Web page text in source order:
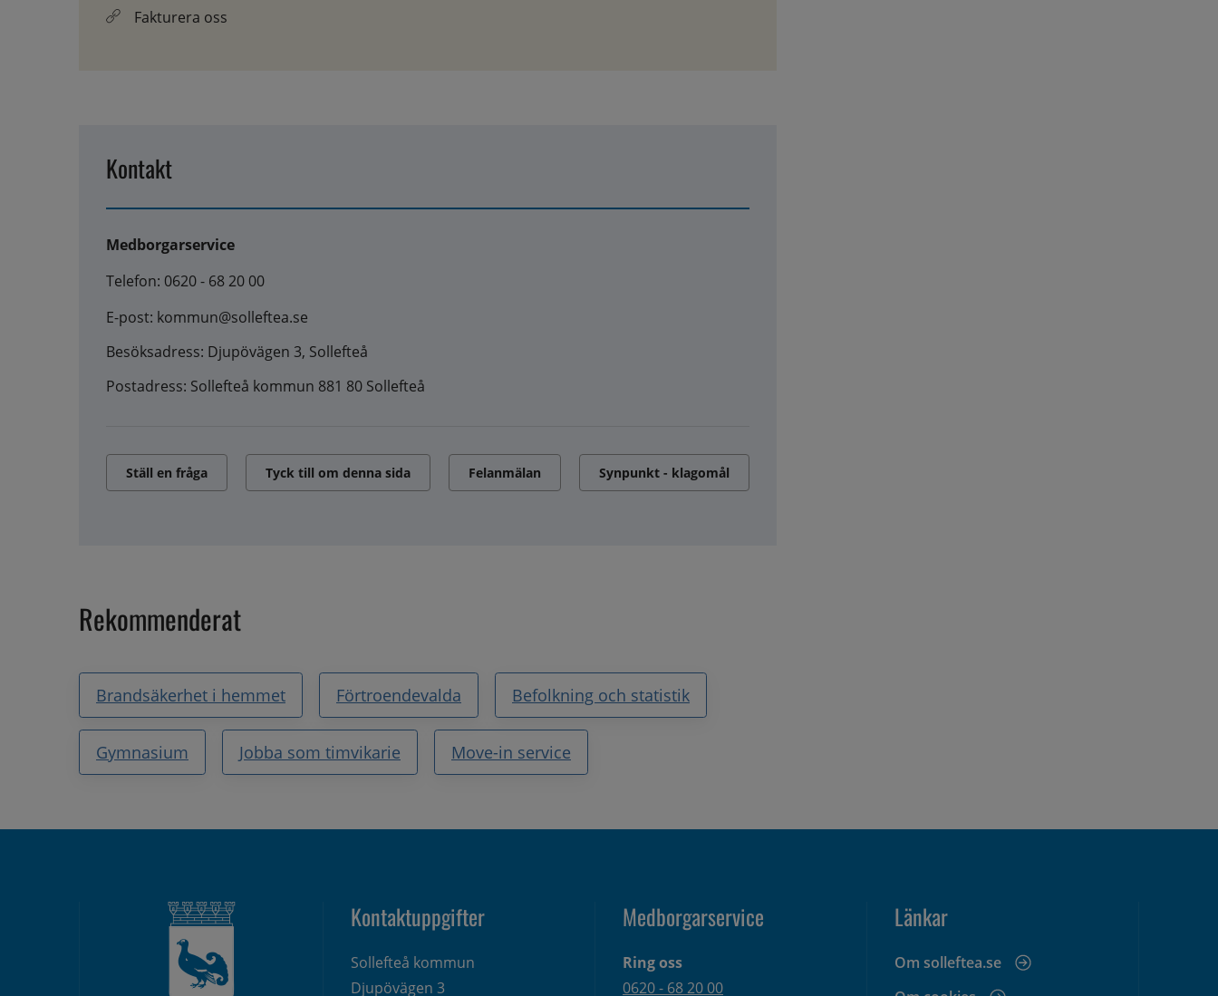
Fakturera oss
Kontakt
Medborgarservice
Telefon: 0620 - 68 20 00
E-post: kommun@solleftea.se
Besöksadress: Djupövägen 3, Sollefteå
Postadress: Sollefteå kommun 881 80 Sollefteå
Ställ en fråga Tyck till om denna sida Felanmälan Synpunkt - klagomål
Rekommenderat
Brandsäkerhet i hemmet Förtroendevalda Befolkning och statistik
Gymnasium Jobba som timvikarie Move-in service
Kontaktuppgifter
Sollefteå kommun
Djupövägen 3
Medborgarservice
Ring oss
0620 - 68 20 00
Länkar
Om solleftea.se